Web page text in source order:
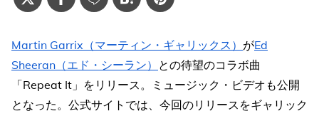
Martin Garrix（マーティン・ギャリックス） がEd
Sheeran（エド・シーラン） との待望のコラボ曲
「Repeat It」をリリース。ミュージック・ビデオも公開
となった。公式サイトでは、今回のリリースをギャリック